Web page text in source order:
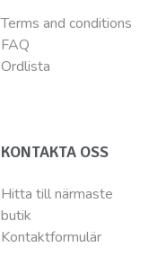
Terms and conditions
FAQ
Ordlista
KONTAKTA OSS
Hitta till närmaste
butik
Kontaktformulär